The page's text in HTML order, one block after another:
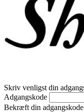
Skriv venligst din
Adgangskode
Bekræft din adgangskode